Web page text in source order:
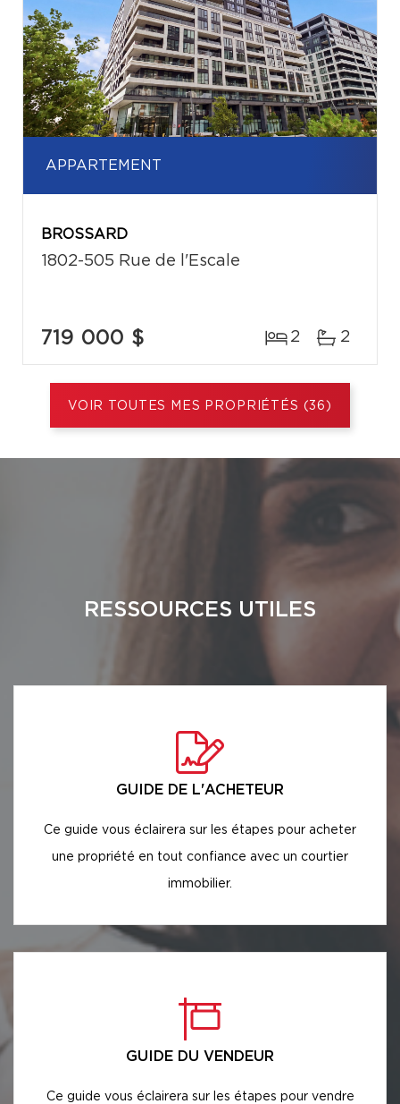
APPARTEMENT
BROSSARD
1802-505 Rue de l'Escale
719 000 $ 2 2
VOIR TOUTES MES PROPRIÉTÉS (36)
RESSOURCES UTILES
GUIDE DE L'ACHETEUR
Ce guide vous éclairera sur les étapes pour acheter
une propriété en tout confiance avec un courtier
immobilier.
GUIDE DU VENDEUR
Ce guide vous éclairera sur les étapes pour vendre